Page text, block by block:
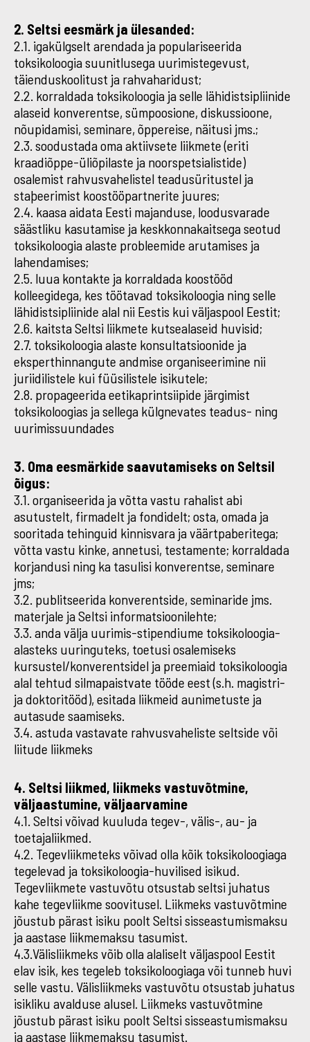
2. Seltsi eesmärk ja ülesanded:
2.1. igakülgselt arendada ja populariseerida
toksikoloogia suunitlusega uurimistegevust,
täienduskoolitust ja rahvaharidust;
2.2. korraldada toksikoloogia ja selle lähidistsipliinide
alaseid konverentse, sümpoosione, diskussioone,
nõupidamisi, seminare, õppereise, näitusi jms.;
2.3. soodustada oma aktiivsete liikmete (eriti
kraadiõppe-üliõpilaste ja noorspetsialistide)
osalemist rahvusvahelistel teadusüritustel ja
staþeerimist koostööpartnerite juures;
2.4. kaasa aidata Eesti majanduse, loodusvarade
säästliku kasutamise ja keskkonnakaitsega seotud
toksikoloogia alaste probleemide arutamises ja
lahendamises;
2.5. luua kontakte ja korraldada koostööd
kolleegidega, kes töötavad toksikoloogia ning selle
lähidistsipliinide alal nii Eestis kui väljaspool Eestit;
2.6. kaitsta Seltsi liikmete kutsealaseid huvisid;
2.7. toksikoloogia alaste konsultatsioonide ja
eksperthinnangute andmise organiseerimine nii
juriidilistele kui füüsilistele isikutele;
2.8. propageerida eetikaprintsiipide järgimist
toksikoloogias ja sellega külgnevates teadus- ning
uurimissuundades
3. Oma eesmärkide saavutamiseks on Seltsil
õigus:
3.1. organiseerida ja võtta vastu rahalist abi
asutustelt, firmadelt ja fondidelt; osta, omada ja
sooritada tehinguid kinnisvara ja väärtpaberitega;
võtta vastu kinke, annetusi, testamente; korraldada
korjandusi ning ka tasulisi konverentse, seminare
jms;
3.2. publitseerida konverentside, seminaride jms.
materjale ja Seltsi informatsioonilehte;
3.3. anda välja uurimis-stipendiume toksikoloogia-
alasteks uuringuteks, toetusi osalemiseks
kursustel/konverentsidel ja preemiaid toksikoloogia
alal tehtud silmapaistvate tööde eest (s.h. magistri-
ja doktoritööd), esitada liikmeid aunimetuste ja
autasude saamiseks.
3.4. astuda vastavate rahvusvaheliste seltside või
liitude liikmeks
4. Seltsi liikmed, liikmeks vastuvõtmine,
väljaastumine, väljaarvamine
4.1. Seltsi võivad kuuluda tegev-, välis-, au- ja
toetajaliikmed.
4.2. Tegevliikmeteks võivad olla kõik toksikoloogiaga
tegelevad ja toksikoloogia-huvilised isikud.
Tegevliikmete vastuvõtu otsustab seltsi juhatus
kahe tegevliikme soovitusel. Liikmeks vastuvõtmine
jõustub pärast isiku poolt Seltsi sisseastumismaksu
ja aastase liikmemaksu tasumist.
4.3.Välisliikmeks võib olla alaliselt väljaspool Eestit
elav isik, kes tegeleb toksikoloogiaga või tunneb huvi
selle vastu. Välisliikmeks vastuvõtu otsustab juhatus
isikliku avalduse alusel. Liikmeks vastuvõtmine
jõustub pärast isiku poolt Seltsi sisseastumismaksu
ja aastase liikmemaksu tasumist.